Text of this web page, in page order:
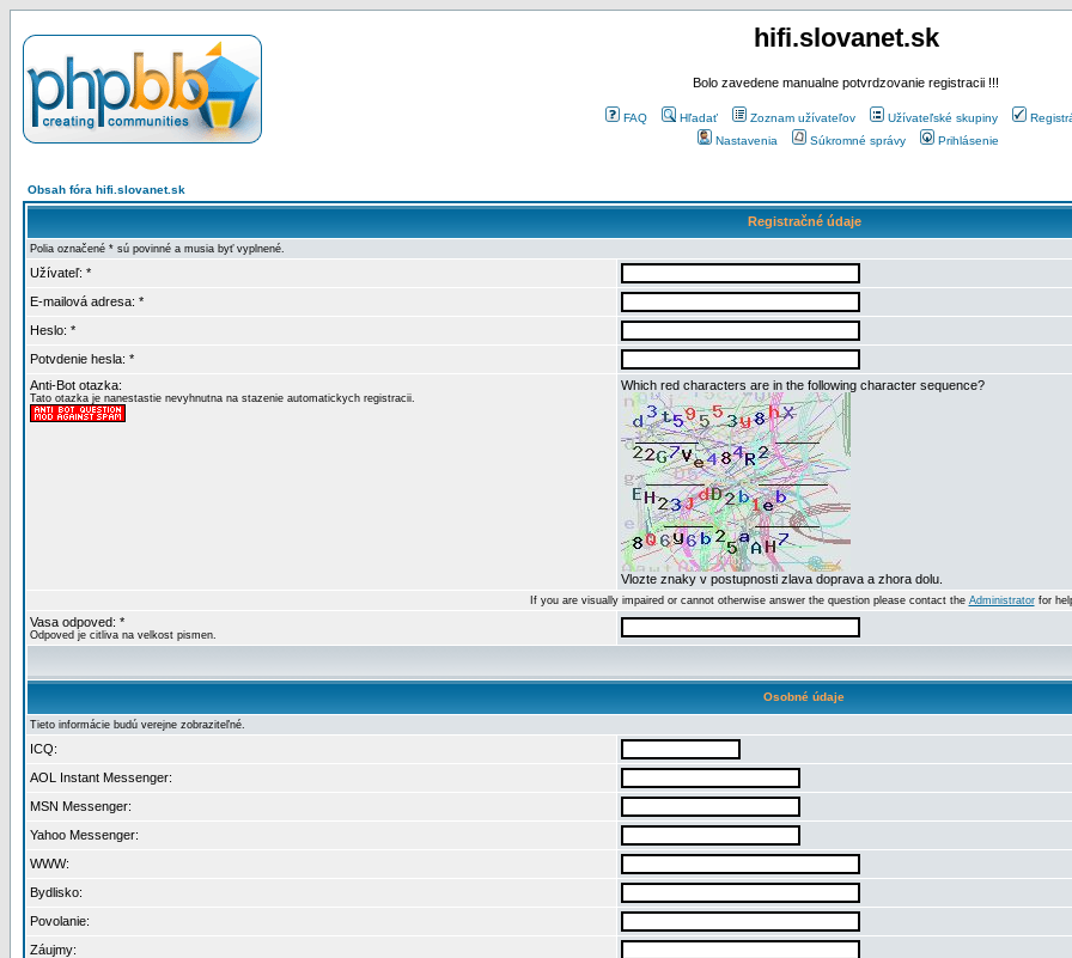
hifi.slovanet.sk
Bolo zavedene manualne potvrdzovanie registracii !!!
FAQ Hľadať Zoznam užívateľov Užívateľské skupiny
Nastavenia
Súkromné správy Prihlásenie
Obsah fóra hifi.slovanet.sk
Registračné údaje
Polia označené * sú povinné a musia byť vyplnené.
Užívateľ: *
E-mailová adresa: *
Heslo: *
Potvdenie hesla: *
Anti-Bot otazka:
Tato otazka je nanestastie nevyhnutna na stazenie automatickych registracii.
Which red characters are in the following character sequence?
Vlozte znaky v postupnosti zlava doprava a zhora dolu.
If you are visually impaired or cannot otherwise answer the question please contact the Administratorfor
Vasa odpoved: *
Odpoved je citliva na velkost pismen.
Osobné údaje
Tieto informácie budú verejne zobraziteľné.
ICQ:
AOL Instant Messenger:
MSN Messenger:
Yahoo Messenger:
WWW:
Bydlisko:
Povolanie:
Záujmy: